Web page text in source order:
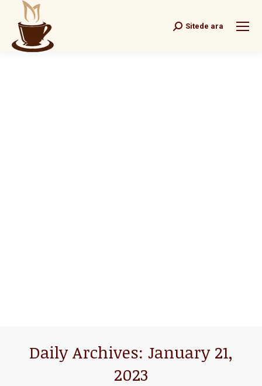
Search:
Sitede ara
Daily Archives: January 21,
2023